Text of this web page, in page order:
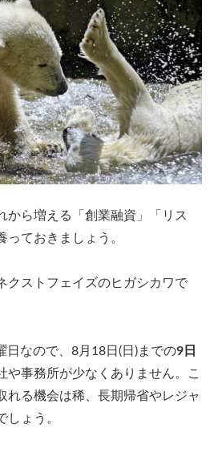
から増える「創業融資」「リス
ておきましょう。
クストフェイズのヒガシカワで
日なので、8月18日(日)までの9日
や事務所が少なくありません。こ
れる機会は稀、長期帰省やレジャ
しょう。